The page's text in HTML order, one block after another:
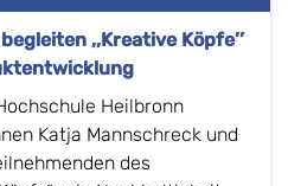
,,Kreative Köpfe’’
Heilbronn
Katja Mannschreck und
des